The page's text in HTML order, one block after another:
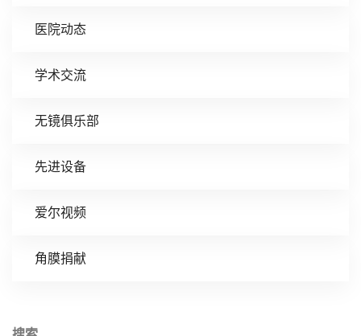
医院动态
学术交流
无镜俱乐部
先进设备
爱尔视频
角膜捐献